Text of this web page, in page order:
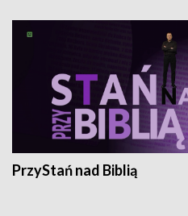
PrzyStań nad Biblią